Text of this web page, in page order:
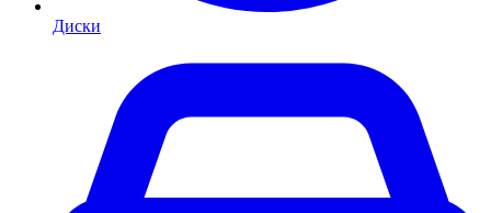
Диски